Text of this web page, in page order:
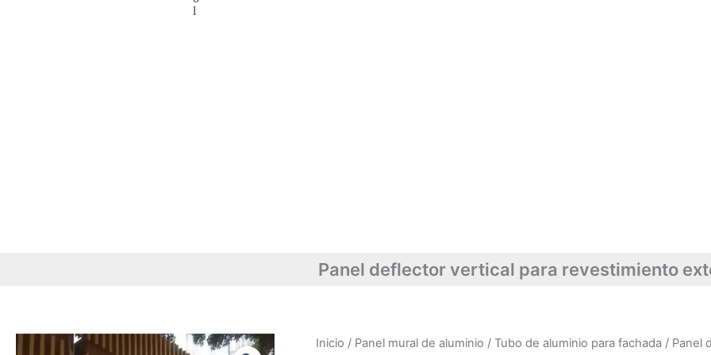
l
Panel deflector vertical para revestimiento
Inicio / Panel mural de aluminio /Tubo de aluminio para fachada / Panel